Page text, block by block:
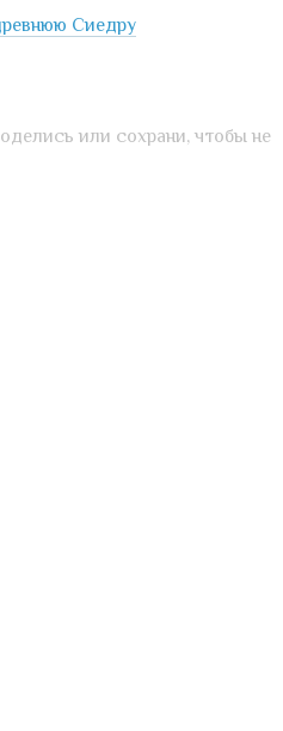
Сиедру
или сохрани, чтобы не